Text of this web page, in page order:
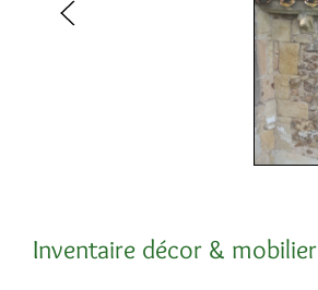
Inventaire décor & mobilier